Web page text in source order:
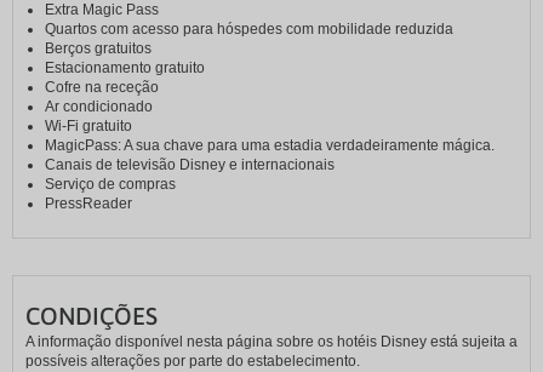
Extra Magic Pass
Quartos com acesso para hóspedes com mobilidade reduzida
Berços gratuitos
Estacionamento gratuito
Cofre na receção
Ar condicionado
Wi-Fi gratuito
MagicPass: A sua chave para uma estadia verdadeiramente mágica.
Canais de televisão Disney e internacionais
Serviço de compras
PressReader
CONDIÇÕES
A informação disponível nesta página sobre os hotéis Disney está sujeita a
possíveis alterações por parte do estabelecimento.